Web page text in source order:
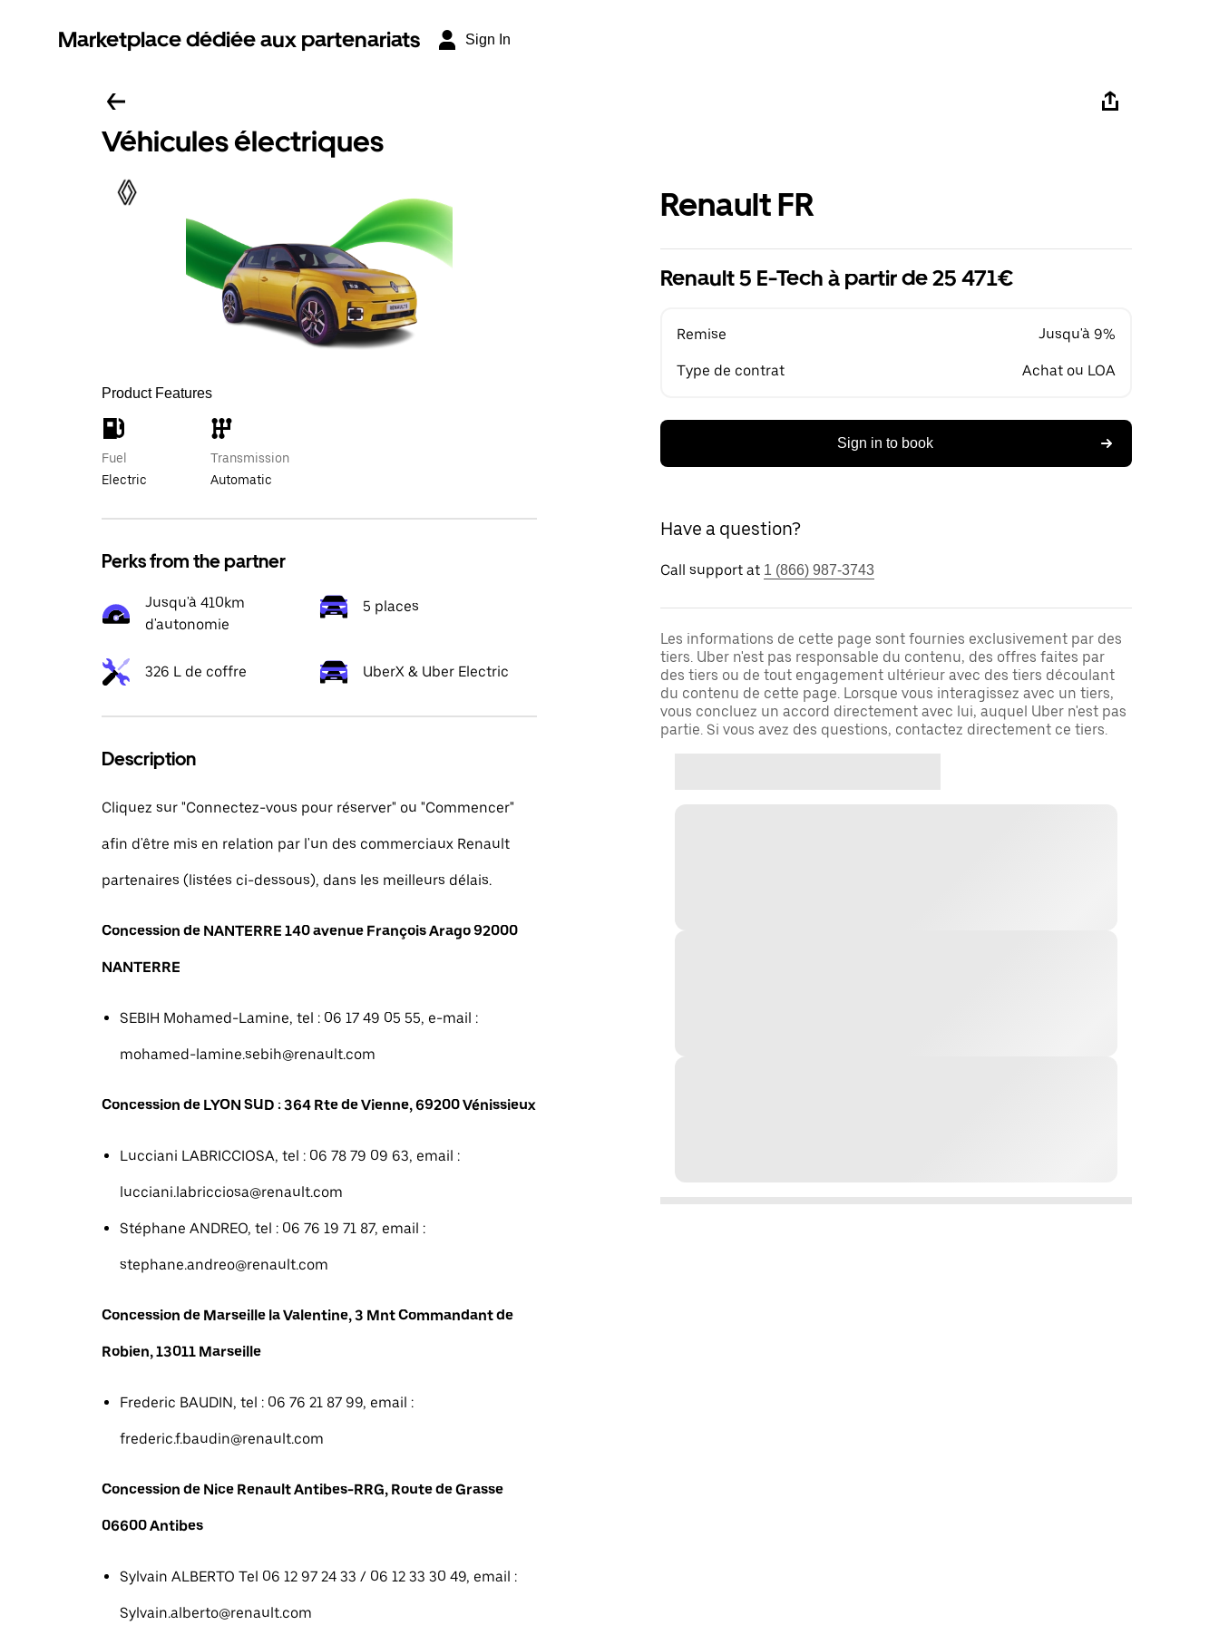
Marketplace dédiée aux partenariats Sign In
Véhicules électriques
Product Features
Fuel
Electric
Transmission
Automatic
Perks from the partner
Jusqu'à 410km
d'autonomie
5 places
326 L de coffre UberX & Uber Electric
Description
Cliquez sur "Connectez-vous pour réserver" ou "Commencer"
afin d'être mis en relation par l'un des commerciaux Renault
partenaires (listées ci-dessous), dans les meilleurs délais.
Concession de NANTERRE 140 avenue François Arago 92000
NANTERRE
SEBIH Mohamed-Lamine, tel : 06 17 49 05 55, e-mail :
mohamed-lamine.sebih@renault.com
Concession de LYON SUD : 364 Rte de Vienne, 69200 Vénissieux
Lucciani LABRICCIOSA, tel : 06 78 79 09 63, email :
lucciani.labricciosa@renault.com
Stéphane ANDREO, tel : 06 76 19 71 87, email :
stephane.andreo@renault.com
Concession de Marseille la Valentine, 3 Mnt Commandant de
Robien, 13011 Marseille
Frederic BAUDIN, tel : 06 76 21 87 99, email :
frederic.f.baudin@renault.com
Concession de Nice Renault Antibes-RRG, Route de Grasse
06600 Antibes
Sylvain ALBERTO Tel 06 12 97 24 33 / 06 12 33 30 49, email :
Sylvain.alberto@renault.com
Renault FR
Renault 5 E-Tech à partir de 25 471€
Remise Jusqu'à 9%
Type de contrat Achat ou LOA
Sign in to book
Have a question?
Call support at 1 (866) 987-3743
Les informations de cette page sont fournies exclusivement par des
tiers. Uber n'est pas responsable du contenu, des offres faites par
des tiers ou de tout engagement ultérieur avec des tiers découlant
du contenu de cette page. Lorsque vous interagissez avec un tiers,
vous concluez un accord directement avec lui, auquel Uber n'est pas
partie. Si vous avez des questions, contactez directement ce tiers.